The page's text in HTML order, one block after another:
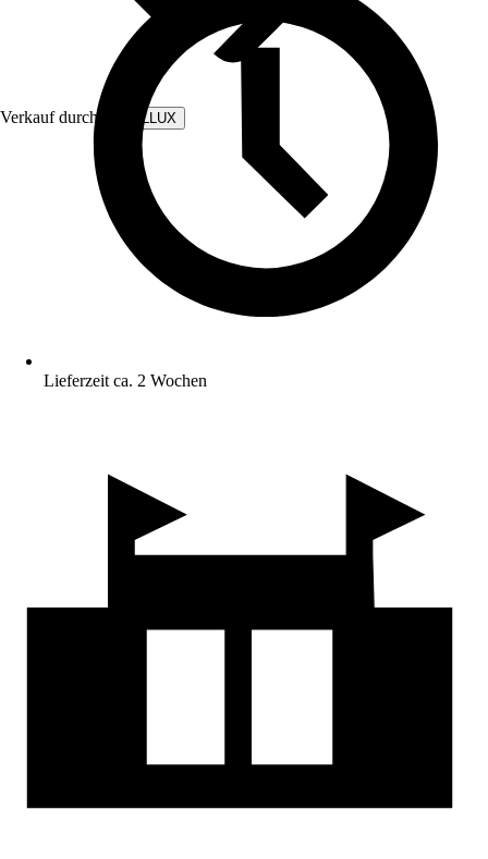
Verkauf durch: WALLLUX
Lieferzeit ca. 2 Wochen